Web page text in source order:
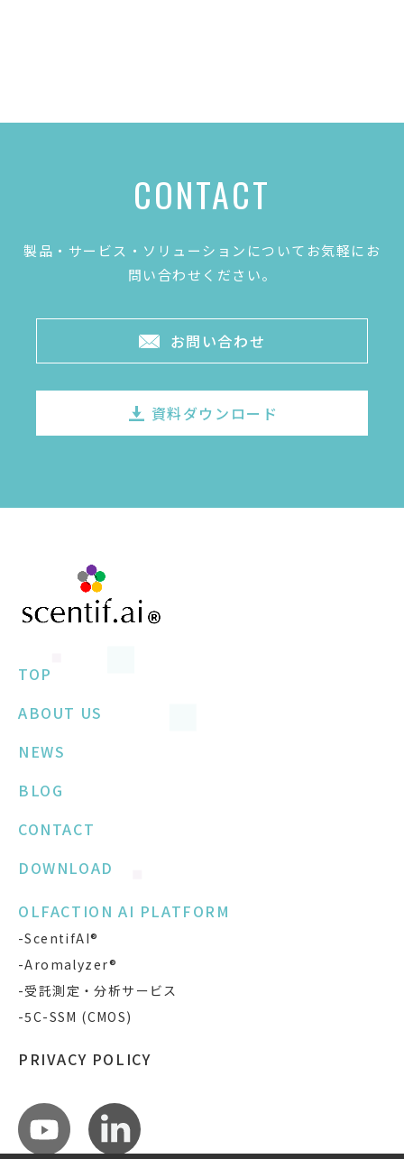
CONTACT
製品・サービス・ソリューションについてお気軽にお
問い合わせください。
お問い合わせ
資料ダウンロード
TOP
ABOUT US
NEWS
BLOG
CONTACT
DOWNLOAD
OLFACTION AI PLATFORM
-ScentifAI®
-Aromalyzer®
-受託測定・分析サービス
-5C-SSM (CMOS)
PRIVACY POLICY